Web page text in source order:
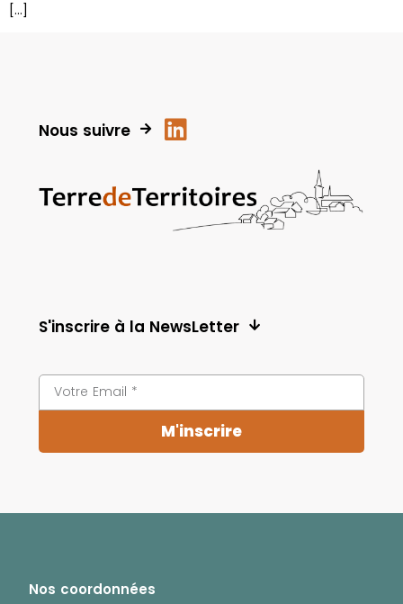
[…]
Nous suivre
S'inscrire à la NewsLetter
M'inscrire
Nos coordonnées